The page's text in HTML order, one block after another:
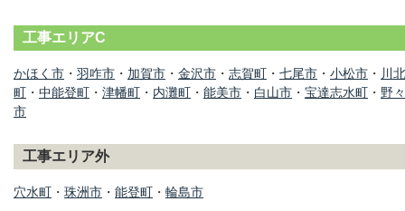
工事エリアC
かほく市 ・ 羽咋市 ・ 加賀市 ・ 金沢市 ・ 志賀町 ・ 七尾市 ・ 小松市 ・ 川北
町 ・ 中能登町 ・ 津幡町 ・ 内灘町 ・ 能美市 ・ 白山市 ・ 宝達志水町 ・ 野
市
工事エリア外
穴水町 ・ 珠洲市 ・ 能登町 ・ 輪島市